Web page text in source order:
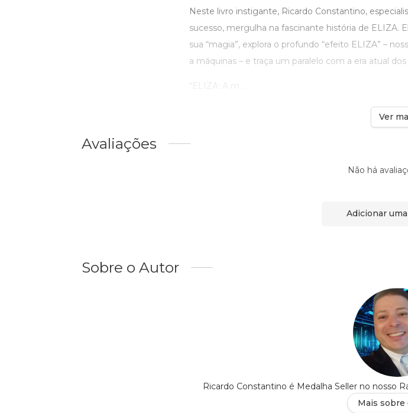
Neste livro instigante, Ricardo Constantino,
sucesso, mergulha na fascinante história de ELIZA.
sua “magia”, explora o profundo “efeito ELIZA” –
a máquinas – e traça um paralelo com a era atual
“ELIZA: A m ...
Ver
Avaliações
Não há
Adicionar
Sobre o Autor
Ricardo Constantino é Medalha Seller no nosso
Mais sobre